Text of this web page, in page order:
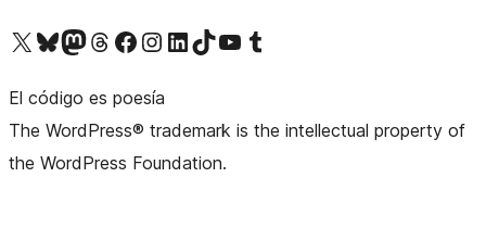
Visita nuestra cuenta de X (anteriormente Twitter)
Visita nuestra cuenta de Bluesky
Visita nuestra cuenta de Mastodon
Visita nuestra cuenta de Threads
Visita nuestra página de Facebook
Visita nuestra cuenta de Instagram
Visita nuestra cuenta de LinkedIn
Visita nuestra cuenta de TikTok
Visita nuestro canal de YouTube
Visita nuestra cuenta de Tumblr
El código es poesía
The WordPress® trademark is the intellectual property of
the WordPress Foundation.